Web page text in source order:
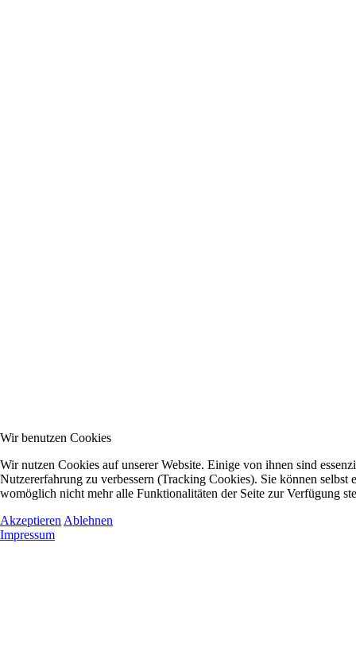
Wir benutzen Cookies
Wir nutzen Cookies auf unserer Website. Einige von ihnen sind
Nutzererfahrung zu verbessern (Tracking Cookies). Sie können
womöglich nicht mehr alle Funktionalitäten der Seite zur Verfügung
Akzeptieren Ablehnen
Impressum